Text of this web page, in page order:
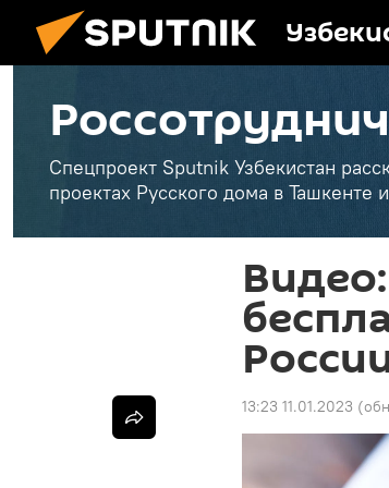
Спецпроект Sputnik Узбекистан
проектах Русского дома в Ташкенте
13:23 11.01.2023